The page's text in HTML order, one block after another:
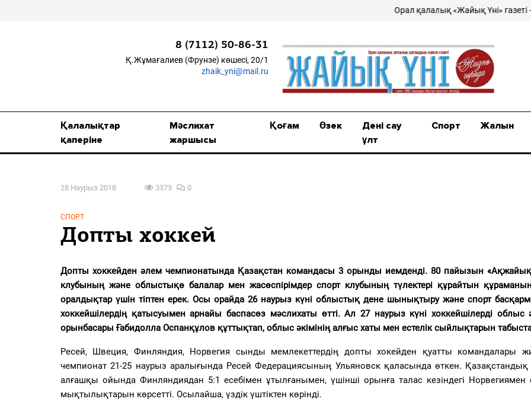
Мәслихат жаршысы
Дені сау ұлт
«Жайық үні» — 33 жыл
Орал қалалық «Жайық Үні» газеті –
8 (7112) 50-86-31
Қ.Жұмағалиев (Фрунзе) көшесі, 20/1
zhaik_yni@mail.ru
Қалалықтар
қаперіне
Мәслихат
жаршысы
Қоғам Өзек
Дені сау
ұлт
Спорт Жалын
28 Наурыз 2018 3373 0
СПОРТ
Допты хоккей
Допты хоккейден әлем чемпионатында Қазақстан командасы 3 орынды иемденді. 80 пайызын
клубының және облыстықө балалар мен жасөспірімдер спорт клубының түлектері құрайтын құраманың
оралдықтар үшін тіптен ерек. Осы орайда 26 наурыз күні облыстық дене шынықтыру және спорт
хоккейшілердің қатысуымен арнайы баспасөз мәслихаты өтті. Ал 27 наурыз күні хоккейшілерді облыс
орынбасары Ғабидолла Оспанқұлов құттықтап, облыс әкімінің алғыс хаты мен естелік сыйлықтарын
Ресей, Швеция, Финляндия, Норвегия сынды мемлекеттердің допты хокейден қуатты командалары
чемпионат 21-25 наурыз аралығында Ресей Федерациясының Ульяновск қаласында өткен. Қазақстандық
алғашқы ойында Финляндиядан 5:1 есебімен ұтылғанымен, үшінші орынға талас кезіндегі Норвегиямен
мықтылықтарын көрсетті. Осылайша, үздік үштіктен көрінді.